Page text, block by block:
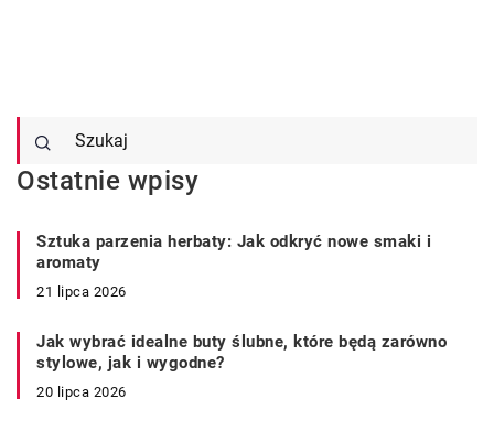
Ostatnie wpisy
Sztuka parzenia herbaty: Jak odkryć nowe smaki i
aromaty
21 lipca 2026
Jak wybrać idealne buty ślubne, które będą zarówno
stylowe, jak i wygodne?
20 lipca 2026